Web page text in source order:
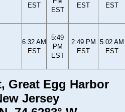
EST
EST
EST
EST
6:32 AM
EST
5:49
PM
EST
2:49 PM
EST
5:02 AM
EST
Great Egg Harbor
Jersey